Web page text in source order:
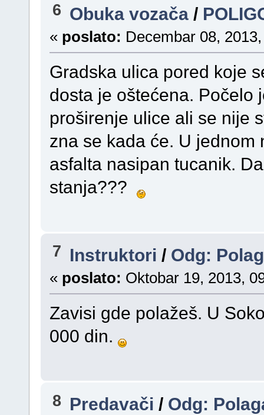
6 Obuka vozača /
« poslato: Decembar 08,
Gradska ulica pored koje
dosta je oštećena. Počelo
proširenje ulice ali se nije
zna se kada će. U
asfalta nasipan tucanik.
stanja???
7 Instruktori / Odg:
« poslato: Oktobar 19, 2013,
Zavisi gde polažeš. U
000 din.
8 Predavači / Odg: